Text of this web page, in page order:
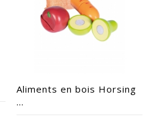
Aliments en bois Horsing
...